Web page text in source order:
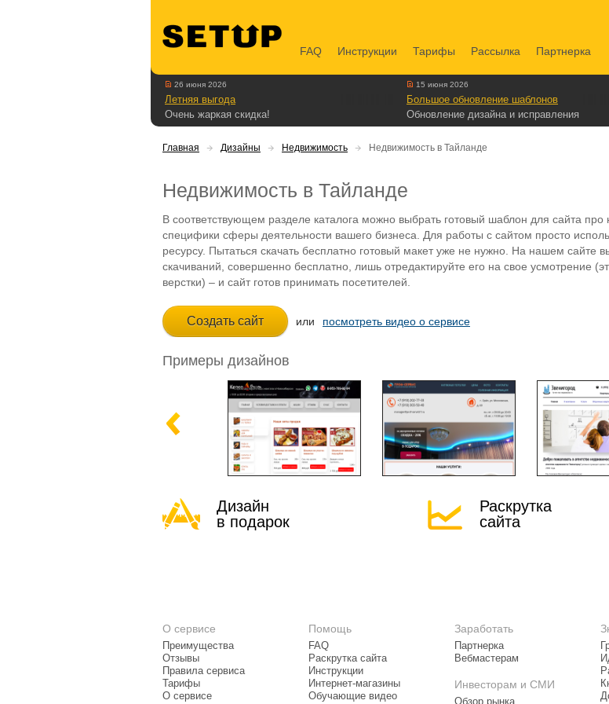
FAQ Инструкции Тарифы Рассылка Партнерка
26 июня 2026
Летняя выгода
Очень жаркая скидка!
15 июня 2026
Большое обновление шаблонов
Обновление дизайна и исправления
Главная Дизайны Недвижимость Недвижимость в Тайланде
Недвижимость в Тайланде
В соответствующем разделе каталога можно выбрать готовый шаблон для сайта
специфики сферы деятельности вашего бизнеса. Для работы с сайтом просто
ресурсу. Пытаться скачать бесплатно готовый макет уже не нужно. На нашем сайте
скачиваний, совершенно бесплатно, лишь отредактируйте его на свое усмотрение
верстки) – и сайт готов принимать посетителей.
или посмотреть видео о сервисе
Примеры дизайнов
Дизайн
в подарок
Раскрутка
сайта
О сервисе
Преимущества
Отзывы
Правила сервиса
Тарифы
О сервисе
Помощь
FAQ
Раскрутка сайта
Инструкции
Интернет-магазины
Обучающие видео
Заработать
Партнерка
Вебмастерам
Инвесторам и СМИ
Обзор рынка